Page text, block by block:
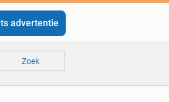
advertentie
Zoek